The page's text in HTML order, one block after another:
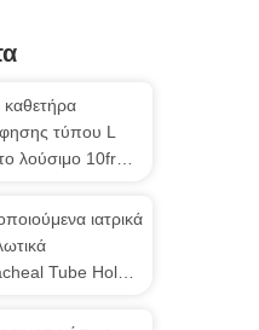
καθετήρα
τύπου L
λούσιμο 10fr
αγκώνα
ιατρικά
Tube Holder